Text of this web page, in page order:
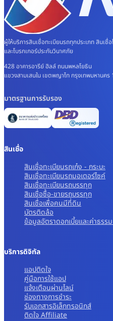
ผู้ให้บริการสินเชื่อทะเบียนรถทุกประเภท สินเชื่
และโบรกเกอร์ประกันวินาศภัย
428 อาคารอารีย์ ฮิลล์ ถนนพหลโยธิน
แขวงสามเสนใน เขตพญาไท กรุงเทพมหานค
มาตรฐานการรับรอง
สินเชื่อ
สินเชื่อทะเบียนรถเก๋ง - กระบะ
สินเชื่อทะเบียนรถมอเตอร์ไซค์
สินเชื่อทะเบียนรถบรรทุก
สินเชื่อซื้อ-ขายรถบรรทุก
สินเชื่อเพื่อคนมีที่ดิน
บัตรติดล้อ
ข้อมูลอัตราดอกเบี้ยและค่าธรร
บริการดิจิทัล
แอปติดใจ
คู่มือการใช้แอป
แจ้งเตือนผ่านไลน์
ช่องทางการชำระ
รับเอกสารอิเล็กทรอนิกส์
ติดใจ Affiliate